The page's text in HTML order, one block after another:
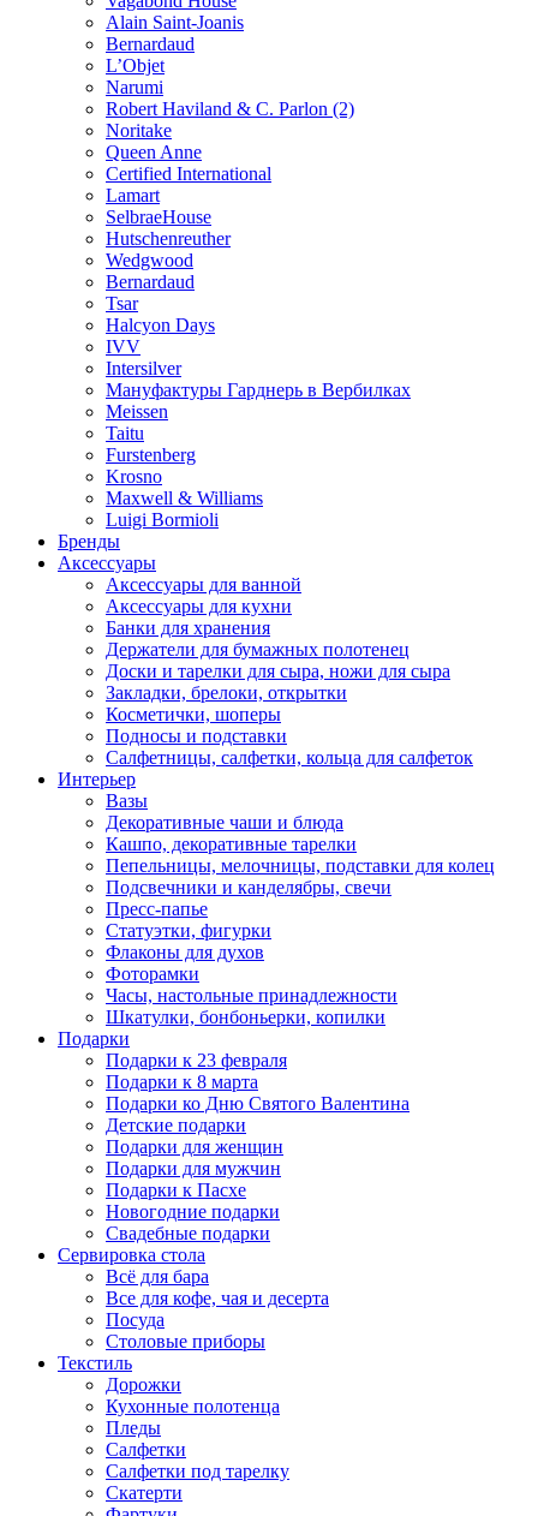
Alain Saint-Joanis
Bernardaud
L’Objet
Narumi
Robert Haviland & C. Parlon (2)
Noritakе
Queen Anne
Certified International
Lamart
SelbraeHouse
Hutschenreuther
Wedgwood
Bernardaud
Tsar
Halcyon Days
IVV
Intersilver
Мануфактуры Гарднерь в Вербилках
Meissen
Taitu
Furstenberg
Krosno
Maxwell & Williams
Luigi Bormioli
Бренды
Аксессуары
Аксессуары для ванной
Аксессуары для кухни
Банки для хранения
Держатели для бумажных полотенец
Доски и тарелки для сыра, ножи для сыра
Закладки, брелоки, открытки
Косметички, шоперы
Подносы и подставки
Салфетницы, салфетки, кольца для салфеток
Интерьер
Вазы
Декоративные чаши и блюда
Кашпо, декоративные тарелки
Пепельницы, мелочницы, подставки для колец
Подсвечники и канделябры, свечи
Пресс-папье
Статуэтки, фигурки
Флаконы для духов
Фоторамки
Часы, настольные принадлежности
Шкатулки, бонбоньерки, копилки
Подарки
Подарки к 23 февраля
Подарки к 8 марта
Подарки ко Дню Святого Валентина
Детские подарки
Подарки для женщин
Подарки для мужчин
Подарки к Пасхе
Новогодние подарки
Свадебные подарки
Сервировка стола
Всё для бара
Все для кофе, чая и десерта
Посуда
Столовые приборы
Текстиль
Дорожки
Кухонные полотенца
Пледы
Салфетки
Салфетки под тарелку
Скатерти